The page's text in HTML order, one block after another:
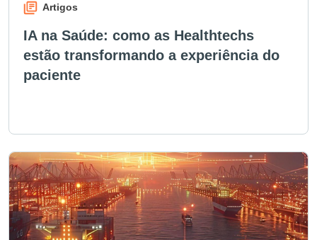
Artigos
IA na Saúde: como as Healthtechs
estão transformando a experiência do
paciente